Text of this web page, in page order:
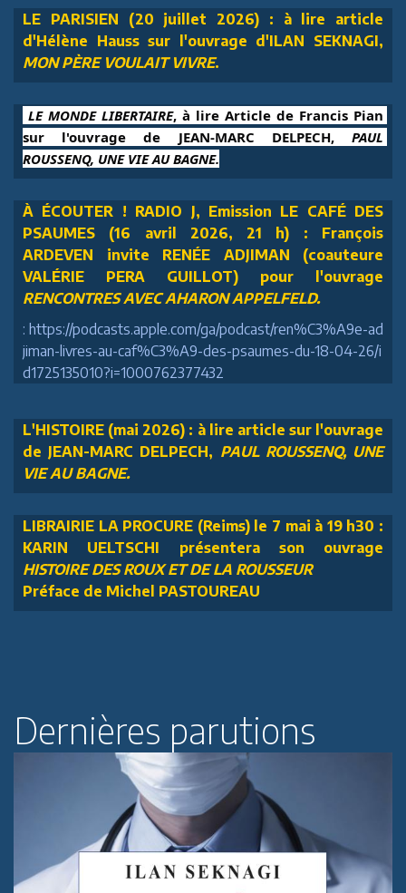
LE PARISIEN (20 juillet 2026) : à lire article
d'Hélène Hauss sur l'ouvrage d'ILAN SEKNAGI,
MON PÈRE VOULAIT VIVRE.
LE MONDE LIBERTAIRE, à lire Article de Francis Pian
sur l'ouvrage de JEAN-MARC DELPECH, PAUL
ROUSSENQ, UNE VIE AU BAGNE.
À ÉCOUTER ! RADIO J, Emission LE CAFÉ DES
PSAUMES (16 avril 2026, 21 h) : François
ARDEVEN invite RENÉE ADJIMAN (coauteure
VALÉRIE PERA GUILLOT) pour l'ouvrage
RENCONTRES AVEC AHARON APPELFELD.
: https://podcasts.apple.com/ga/podcast/ren%C3%A9e-ad
jiman-livres-au-caf%C3%A9-des-psaumes-du-18-04-26/i
d1725135010?i=1000762377432
L'HISTOIRE (mai 2026) : à lire article sur l'ouvrage
de JEAN-MARC DELPECH, PAUL ROUSSENQ, UNE
VIE AU BAGNE.
LIBRAIRIE LA PROCURE (Reims) le 7 mai à 19 h30 :
KARIN UELTSCHI présentera son ouvrage
HISTOIRE DES ROUX ET DE LA ROUSSEUR
Préface de Michel PASTOUREAU
Dernières parutions